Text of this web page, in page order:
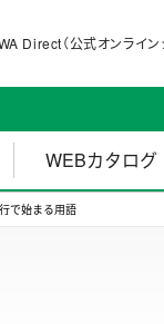
Direct（公式オンライン
WEBカタログ
行で始まる用語